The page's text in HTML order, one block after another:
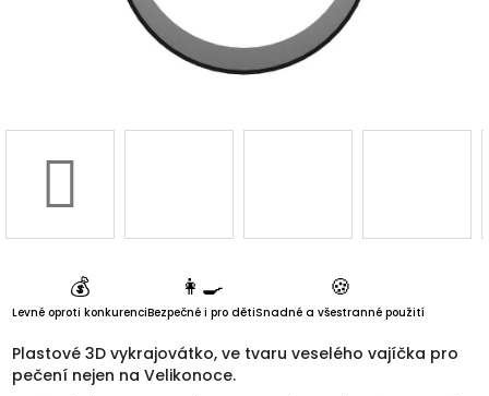
nás
Blog
💰
Levné oproti konkurenci
👩‍🍳
Bezpečné i pro děti
🍪
Snadné a všestranné použití
Plastové 3D vykrajovátko, ve tvaru veselého vajíčka pro
pečení nejen na Velikonoce.